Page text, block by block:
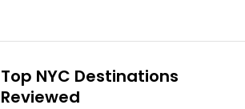
Top NYC Destinations
Reviewed